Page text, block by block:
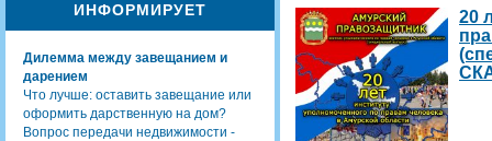
ИНФОРМИРУЕТ
Дилемма между завещанием и
дарением
Что лучше: оставить завещание или
оформить дарственную на дом?
Вопрос передачи недвижимости -
20